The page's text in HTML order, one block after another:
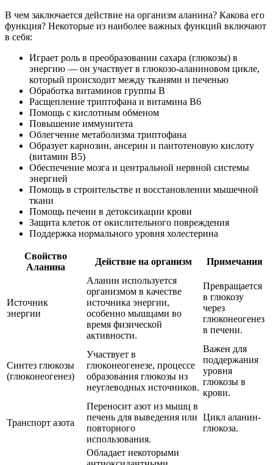
В чем заключается действие на организм аланина? Какова его
функция? Некоторые из наиболее важных функций включают
в себя:
Играет роль в преобразовании сахара (глюкозы) в
энергию — он участвует в глюкозо-аланиновом цикле,
который происходит между тканями и печенью
Обработка витаминов группы В
Расщепление триптофана и витамина В6
Помощь с кислотным обменом
Повышение иммунитета
Облегчение метаболизма триптофана
Образует карнозин, ансерин и пантотеновую кислоту
(витамин В5)
Обеспечение мозга и центральной нервной системы
энергией
Помощь в строительстве и восстановлении мышечной
ткани
Помощь печени в детоксикации крови
Защита клеток от окислительного повреждения
Поддержка нормального уровня холестерина
Свойство
Аланина
Действие на организм Примечания
Источник
энергии
Аланин используется
организмом в качестве
источника энергии,
особенно мышцами во
время физической
активности.
Превращается
в глюкозу
через
глюконеогенез
в печени.
Синтез глюкозы
(глюконеогенез)
Участвует в
глюконеогенезе, процессе
образования глюкозы из
неуглеводных источников.
Важен для
поддержания
уровня
глюкозы в
крови.
Транспорт азота
Переносит азот из мышц в
печень для выведения или
повторного
использования.
Цикл аланин-
глюкоза.
Обладает некоторыми